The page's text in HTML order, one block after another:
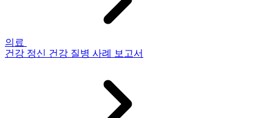
의료
건강 정신 건강 질병 사례 보고서